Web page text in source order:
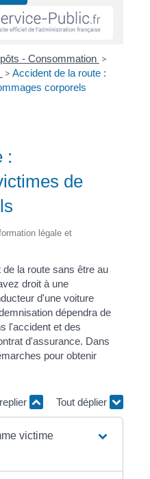
- Consommation >
> Accident de la route :
corporels
:
de
légale et
la route sans être au
droit à une
d'une voiture
dépendra de
l'accident et des
d'assurance. Dans
pour obtenir
Tout déplier
victime